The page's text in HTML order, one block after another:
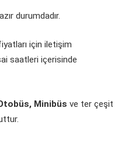
durumdadır.
için iletişim
saatleri içerisinde
Minibüs ve ter çeşit